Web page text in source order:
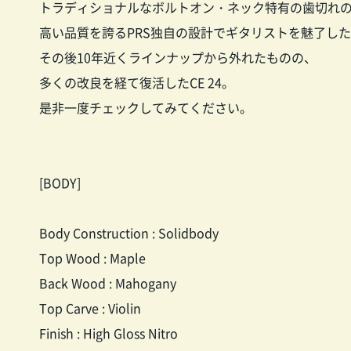
トラディショナルなボルトオン・ネック特有の歯切れ
高い品質を誇るPRS独自の設計でギタリストを魅了した
その後10年近くラインナップから外れたものの、
多くの改良を経て復活したCE 24。
是非一度チェックしてみてください。
[BODY]
Body Construction : Solidbody
Top Wood : Maple
Back Wood : Mahogany
Top Carve : Violin
Finish : High Gloss Nitro